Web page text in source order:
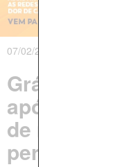
07/02/2024 às 06h47m -
Grávida de 7
após ser
de moto no